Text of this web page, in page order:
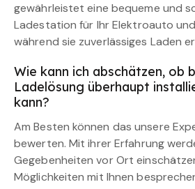
gewährleistet eine bequeme und
Ladestation für Ihr Elektroauto
während sie zuverlässiges Laden
Wie kann ich abschätzen, ob
Ladelösung überhaupt
kann?
Am Besten können das unsere
bewerten. Mit ihrer Erfahrung
Gegebenheiten vor Ort
Möglichkeiten mit Ihnen